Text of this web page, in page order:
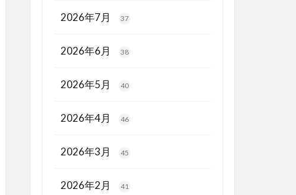
2026年7月 37
2026年6月 38
2026年5月 40
2026年4月 46
2026年3月 45
2026年2月 41